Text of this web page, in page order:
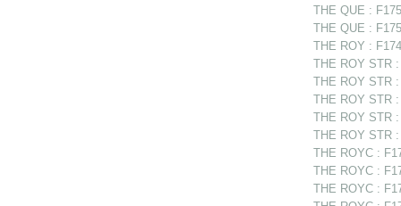
THE QUE :
THE QUE :
THE ROY :
THE ROY STR
THE ROY STR
THE ROY STR
THE ROY STR
THE ROY STR
THE ROYC :
THE ROYC :
THE ROYC :